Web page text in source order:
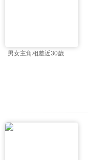
男女主角相差近30歲